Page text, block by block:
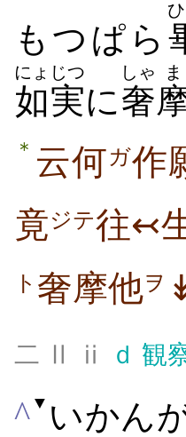
もつぱら
如実
にょじつ
に奢
しゃ
＊ 云何ガ作
竟ジテ往↢
ト 奢摩他ヲ
二 Ⅱ ⅱ ｄ 観
^ ▼ いかん